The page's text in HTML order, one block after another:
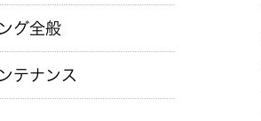
グ全般
テナンス